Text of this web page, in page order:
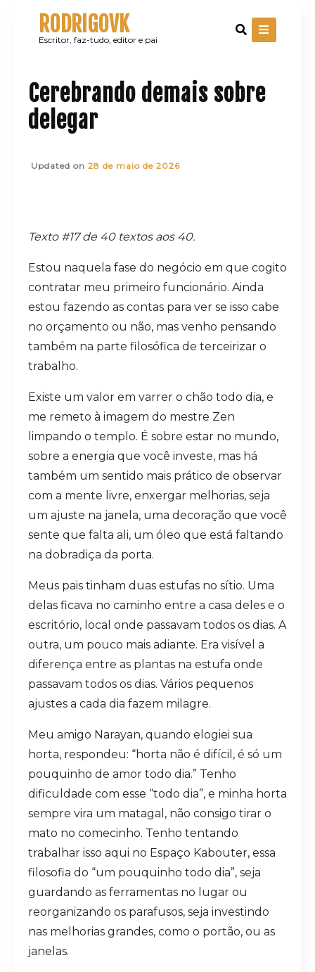
contentRODRIGOVK
Escritor, faz-tudo, editor e pai
Cerebrando demais sobre
delegar
Updated on 28 de maio de 2026
Texto #17 de 40 textos aos 40.
Estou naquela fase do negócio em que cogito
contratar meu primeiro funcionário. Ainda
estou fazendo as contas para ver se isso cabe
no orçamento ou não, mas venho pensando
também na parte filosófica de terceirizar o
trabalho.
Existe um valor em varrer o chão todo dia, e
me remeto à imagem do mestre Zen
limpando o templo. É sobre estar no mundo,
sobre a energia que você investe, mas há
também um sentido mais prático de observar
com a mente livre, enxergar melhorias, seja
um ajuste na janela, uma decoração que você
sente que falta ali, um óleo que está faltando
na dobradiça da porta.
Meus pais tinham duas estufas no sítio. Uma
delas ficava no caminho entre a casa deles e o
escritório, local onde passavam todos os dias. A
outra, um pouco mais adiante. Era visível a
diferença entre as plantas na estufa onde
passavam todos os dias. Vários pequenos
ajustes a cada dia fazem milagre.
Meu amigo Narayan, quando elogiei sua
horta, respondeu: “horta não é difícil, é só um
pouquinho de amor todo dia.” Tenho
dificuldade com esse “todo dia”, e minha horta
sempre vira um matagal, não consigo tirar o
mato no comecinho. Tenho tentando
trabalhar isso aqui no Espaço Kabouter, essa
filosofia do “um pouquinho todo dia”, seja
guardando as ferramentas no lugar ou
reorganizando os parafusos, seja investindo
nas melhorias grandes, como o portão, ou as
janelas.